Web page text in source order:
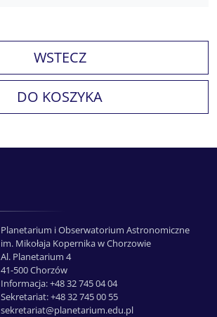
WSTECZ
DO KOSZYKA
Planetarium i Obserwatorium Astronomiczne
im. Mikołaja Kopernika w Chorzowie
Al. Planetarium 4
41-500 Chorzów
Informacja: +48 32 745 04 04
Sekretariat: +48 32 745 00 55
sekretariat@planetarium.edu.pl